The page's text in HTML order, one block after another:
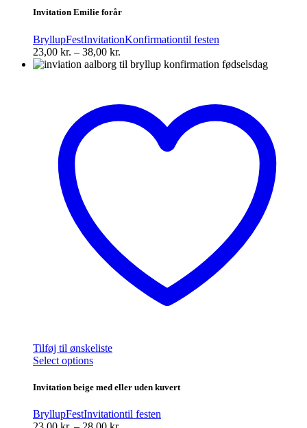
har
varianter.
Mulighederne
kan
vælges
Invitation Emilie forår
BryllupFestInvitationKonfirmationtil festen
23,00 kr. – 38,00 kr.
23,00 kr.
Tilføj til ønskeliste
Select optionsDette
har
varianter.
Mulighederne
Invitation beige med eller uden kuvert
BryllupFestInvitationtil festen